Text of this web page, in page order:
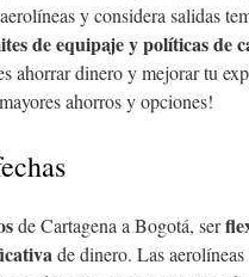
y considera salidas
de equipaje y políticas de
ahorrar dinero y mejorar tu
ahorros y opciones!
de Cartagena a Bogotá, ser
de dinero. Las